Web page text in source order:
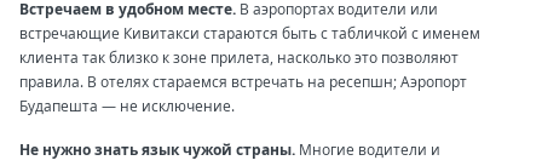
Встречаем в удобном месте. В аэропортах водители или
встречающие Кивитакси стараются быть с табличкой с именем
клиента так близко к зоне прилета, насколько это позволяют
правила. В отелях стараемся встречать на ресепшн; Аэропорт
Будапешта — не исключение.
Не нужно знать язык чужой страны. Многие водители и